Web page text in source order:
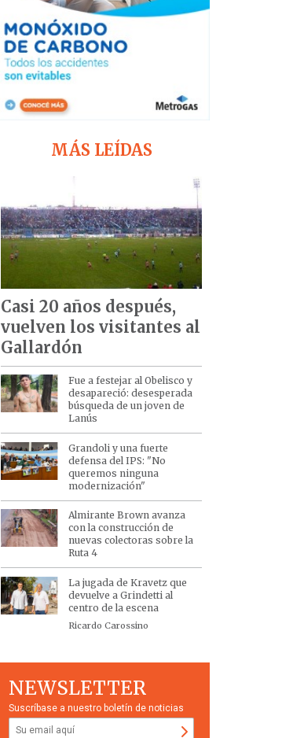
MÁS LEÍDAS
Casi 20 años después,
vuelven los visitantes al
Gallardón
Fue a festejar al Obelisco y
desapareció: desesperada
búsqueda de un joven de
Lanús
Grandoli y una fuerte
defensa del IPS: "No
queremos ninguna
modernización"
Almirante Brown avanza
con la construcción de
nuevas colectoras sobre la
Ruta 4
La jugada de Kravetz que
devuelve a Grindetti al
centro de la escena
Ricardo Carossino
NEWSLETTER
Suscríbase a nuestro boletín de noticias